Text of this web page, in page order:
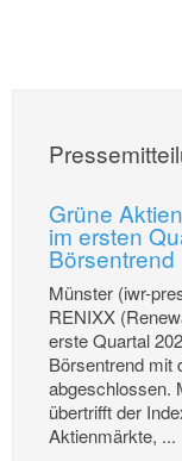
Grüne
im ersten
Börsentrend
Münster (iwr-
RENIXX
erste Quartal
Börsentrend mit
abgeschlossen.
übertrifft der
Aktienmärkte, ...